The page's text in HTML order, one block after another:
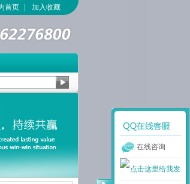
首页 加入收藏
在线咨询